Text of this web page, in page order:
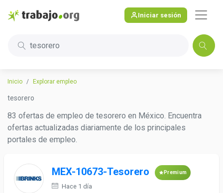
Iniciar sesión
tesorero
Inicio Explorar empleo
tesorero
83 ofertas de empleo de tesorero en México. Encuentra
ofertas actualizadas diariamente de los principales
portales de empleo.
MEX-10673-Tesorero Premium
Hace 1 día